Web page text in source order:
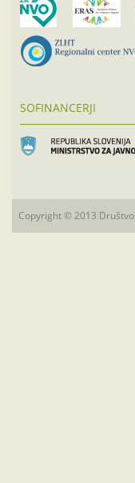
SOFINANCERJI
Copyright © 2013